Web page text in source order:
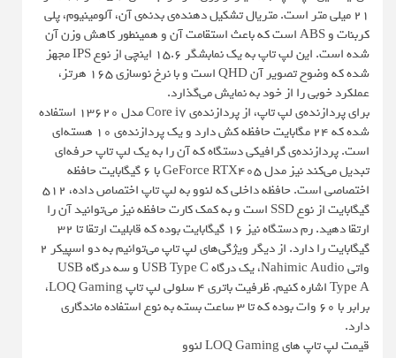
۲۱ میلی متر است. متریال تشکیل دهنده‌ی بدنه‌ی آن، آلومینیوم، پلی
کربنات و ABS است که باعث استقامت آن و همینطور کاهش وزن آن
شده است. این لپ تاپ به یک نمابشگر ۱۵.۶ اینچی از نوع IPS مجهز
شده که وضوح تصویر آن QHD است و با نرخ نوسازی ۱۶۵ هرتز،
عملکرد خوبی را از خود به نمایش می‌گذارد.
برای پردازنده‌ي لپ تاپ، از پردازنده‌ی Core i7 مدل ۱۳۶۲۰ استفاده
شده که ۲۴ مگابایت حافظه کش دارد و یک پردازنده‌ی ۱۰ هسته‌ای
است. پردازنده‌ی گرافیکی دستگاه که آن را به یک لپ تاپ حرفه‌ای
تبدیل می‌کند نیز مدل GeForce RTX405 با ۶ گیگابایت حافظه
اختصاصی است. حافظه‌ داخلی که لنوو به لپ تاپ اختصاص داده، ۵۱۲
گیگابایت از نوع SSD است و به کمک کارت حافظه نیز می‌توانید آن را
ارتقا دهید. رم دستگاه نیز ۱۶ گیگابایت بوده که قابلیت ارتقا تا ۳۲
گیگابایت را دارد. از دیگر ویژگی‌های لپ تاپ می‌توانیم به دو اسپیکر ۲
واتی Nahimic Audio، یک درگاه USB Type C و سه درگاه USB
Type A اشاره کنیم. ظرفیت باتری ۴ سلولی لپ تاپ LOQ Gaming،
برابر با ۶۰ وات بوده که تا ۳ ساعت بسته به نوع استفاده ماندگاری
دارد.
قیمت لپ تاپ های LOQ Gaming لنوو